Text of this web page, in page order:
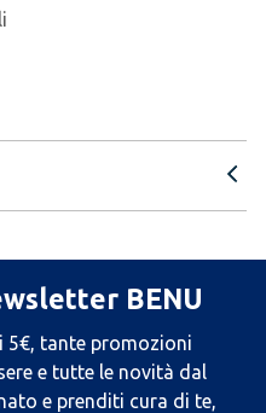
BENU
5€, tante promozioni
e tutte le novità dal
e prenditi cura di te,